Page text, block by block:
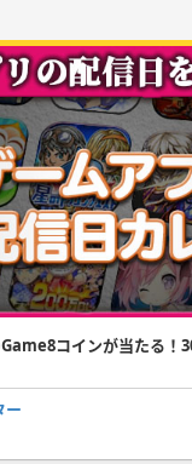
コインが当たる！
ー